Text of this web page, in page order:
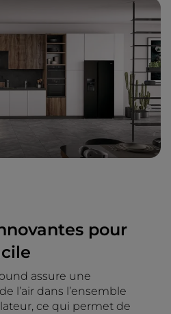
pour
assure une
l’air dans l’ensemble
ce qui permet de